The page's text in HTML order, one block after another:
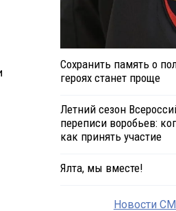
Сохранить память о
героях станет проще
Летний сезон
переписи воробьев:
как принять участие
Ялта, мы вместе!
Новости